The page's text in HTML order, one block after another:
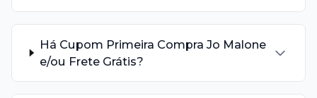
Há Cupom Primeira Compra Jo Malone
e/ou Frete Grátis?